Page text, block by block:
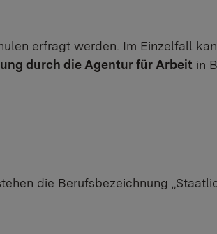
erfragt werden. Im Einzelfall
durch die Agentur für Arbeit in
die Berufsbezeichnung